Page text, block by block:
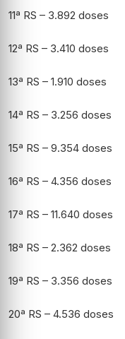
11ª RS – 3.892 doses
12ª RS – 3.410 doses
13ª RS – 1.910 doses
14ª RS – 3.256 doses
15ª RS – 9.354 doses
16ª RS – 4.356 doses
17ª RS – 11.640 doses
18ª RS – 2.362 doses
19ª RS – 3.356 doses
20ª RS – 4.536 doses